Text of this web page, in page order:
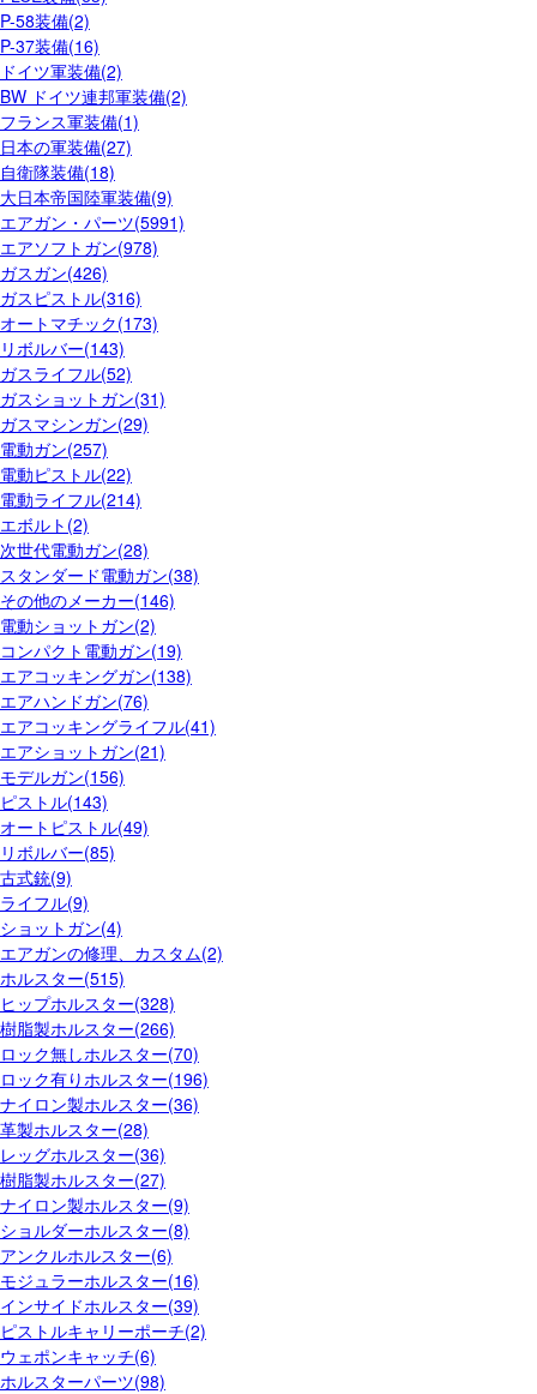
P-58装備(2)
P-37装備(16)
ドイツ軍装備(2)
BW ドイツ連邦軍装備(2)
フランス軍装備(1)
日本の軍装備(27)
自衛隊装備(18)
大日本帝国陸軍装備(9)
エアガン・パーツ(5991)
エアソフトガン(978)
ガスガン(426)
ガスピストル(316)
オートマチック(173)
リボルバー(143)
ガスライフル(52)
ガスショットガン(31)
ガスマシンガン(29)
電動ガン(257)
電動ピストル(22)
電動ライフル(214)
エボルト(2)
次世代電動ガン(28)
スタンダード電動ガン(38)
その他のメーカー(146)
電動ショットガン(2)
コンパクト電動ガン(19)
エアコッキングガン(138)
エアハンドガン(76)
エアコッキングライフル(41)
エアショットガン(21)
モデルガン(156)
ピストル(143)
オートピストル(49)
リボルバー(85)
古式銃(9)
ライフル(9)
ショットガン(4)
エアガンの修理、カスタム(2)
ホルスター(515)
ヒップホルスター(328)
樹脂製ホルスター(266)
ロック無しホルスター(70)
ロック有りホルスター(196)
ナイロン製ホルスター(36)
革製ホルスター(28)
レッグホルスター(36)
樹脂製ホルスター(27)
ナイロン製ホルスター(9)
ショルダーホルスター(8)
アンクルホルスター(6)
モジュラーホルスター(16)
インサイドホルスター(39)
ピストルキャリーポーチ(2)
ウェポンキャッチ(6)
ホルスターパーツ(98)